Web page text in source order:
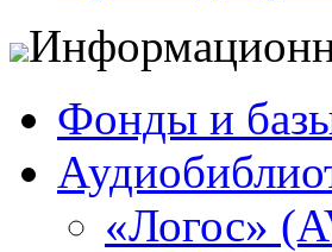
Фонды и
«Логос»